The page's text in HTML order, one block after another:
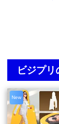
ビジプ
New